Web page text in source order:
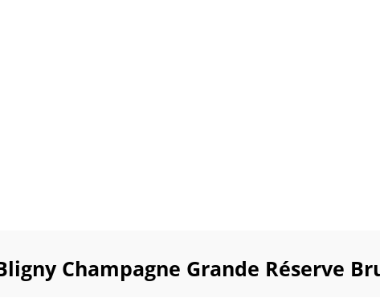
Champagne Grande Réserve